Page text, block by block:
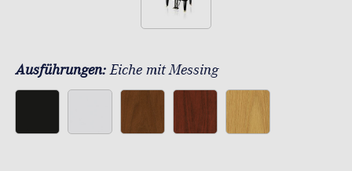
Ausführungen:Eiche mit Messing